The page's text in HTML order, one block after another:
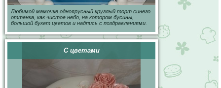
Любимой мамочке одноярусный круглый торт синего
оттенка, как чистое небо, на котором бусины,
большой букет цветов и надпись с поздравлениями.
С цветами